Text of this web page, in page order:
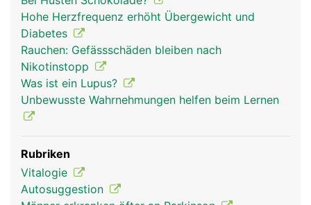
Hohe Herzfrequenz erhöht Übergewicht und
Diabetes
Rauchen: Gefässschäden bleiben nach
Nikotinstopp
Was ist ein Lupus?
Unbewusste Wahrnehmungen helfen beim Lernen
Rubriken
Vitalogie
Autosuggestion